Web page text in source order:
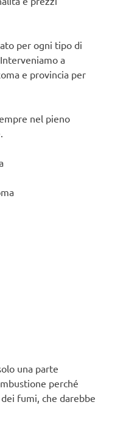
per ogni tipo di
a
e provincia per
nel pieno
una parte
perché
fumi, che darebbe